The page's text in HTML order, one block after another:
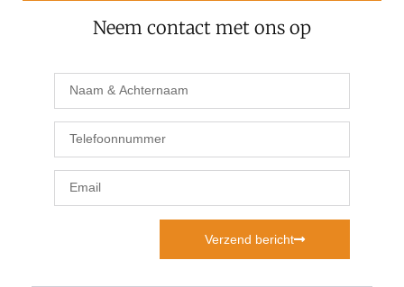
Neem contact met ons op
Verzend bericht